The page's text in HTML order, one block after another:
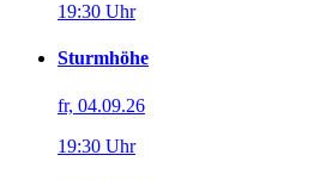
19:30 Uhr
Sturmhöhe
fr, 04.09.26
19:30 Uhr